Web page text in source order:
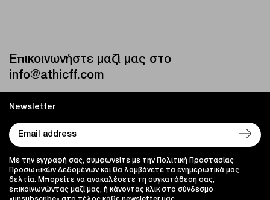
Επικοινωνήστε μαζί μας στο
info@athicff.com
Newsletter
Με την εγγραφή σας, συμφωνείτε με την Πολιτική Προστασίας
Προσωπικών Δεδομένων και θα λαμβάνετε τα ενημερωτικά μας
δελτία. Μπορείτε να ανακαλέσετε τη συγκατάθεση σας,
επικοινωνώντας μαζί μας, ή κάνοντας κλικ στο σύνδεσμο